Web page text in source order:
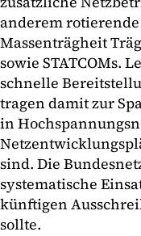
anderem
Massenträgheit
sowie STATCOMs.
schnelle
tragen damit zur
in
sind. Die
systematische
künftigen
sollte.